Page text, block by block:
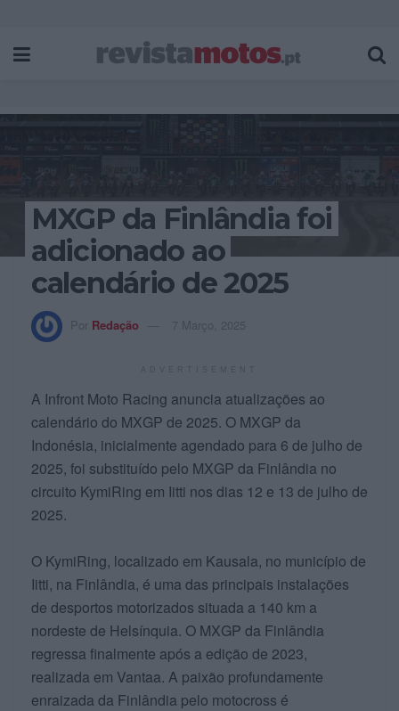
MXGP da Finlândia foi
adicionado ao
calendário de 2025
Por Redação 7 Março, 2025
A Infront Moto Racing anuncia atualizações ao
calendário do MXGP de 2025. O MXGP da
Indonésia, inicialmente agendado para 6 de julho de
2025, foi substituído pelo MXGP da Finlândia no
circuito KymiRing em Iitti nos dias 12 e 13 de julho de
2025.
O KymiRing, localizado em Kausala, no município de
Iitti, na Finlândia, é uma das principais instalações
de desportos motorizados situada a 140 km a
nordeste de Helsínquia. O MXGP da Finlândia
regressa finalmente após a edição de 2023,
realizada em Vantaa. A paixão profundamente
enraizada da Finlândia pelo motocross é